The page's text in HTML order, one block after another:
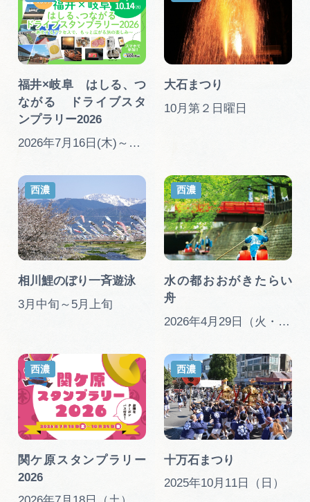
福井×岐阜 はしる、つ
ながる ドライブスタ
ンプラリー2026
2026年7月16日(木)～10月14日(水)
大石まつり
10月第２日曜日
相川鯉のぼり一斉遊泳
西濃
3月中旬～5月上旬
水の都おおがきたらい
舟
西濃
2026年4月29日（火・祝）、5月2日(土・祝)～5月6日(水・振休)の６日間 ※雨天中止
関ケ原スタンプラリー
2026
西濃
十万石まつり
西濃
2025年10月11日（日）